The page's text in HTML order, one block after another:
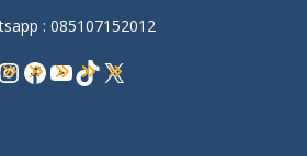
: 085107152012
Instagram
Facebook
YouTube
TikTok
X